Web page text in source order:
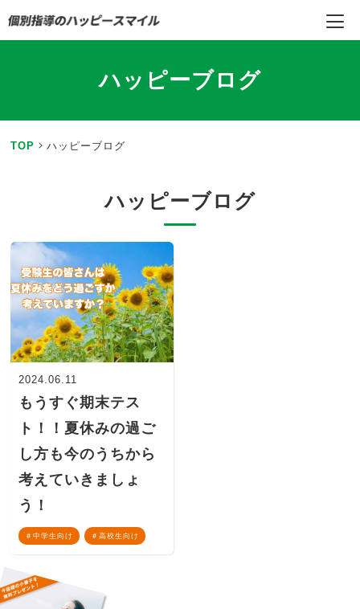
ハッピーブログ
TOP ハッピーブログ
ハッピーブログ
2024.06.11
もうすぐ期末テス
ト！！夏休みの過ご
し方も今のうちから
考えていきましょ
う！
中学生向け 高校生向け